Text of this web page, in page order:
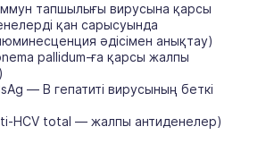
тапшылығы вирусына қарсы
қан сарысуында
әдісімен анықтау)
pallidum-ға қарсы жалпы
— В гепатиті вирусының беткі
HCV total — жалпы антиденелер)